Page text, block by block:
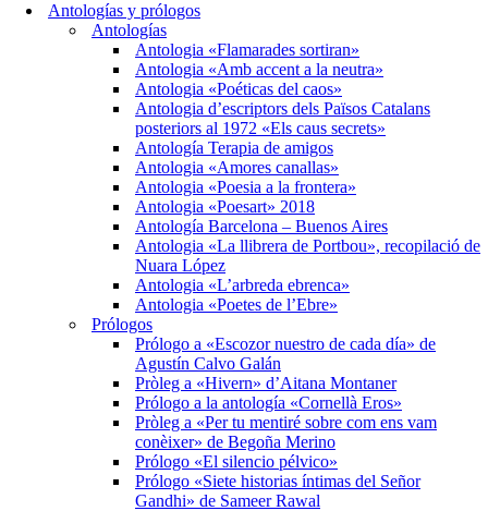
Antologías y prólogos
Antologías
Antologia «Flamarades sortiran»
Antologia «Amb accent a la neutra»
Antologia «Poéticas del caos»
Antologia d’escriptors dels Països Catalans
posteriors al 1972 «Els caus secrets»
Antología Terapia de amigos
Antologia «Amores canallas»
Antologia «Poesia a la frontera»
Antologia «Poesart» 2018
Antología Barcelona – Buenos Aires
Antologia «La llibrera de Portbou», recopilació de
Nuara López
Antologia «L’arbreda ebrenca»
Antologia «Poetes de l’Ebre»
Prólogos
Prólogo a «Escozor nuestro de cada día» de
Agustín Calvo Galán
Pròleg a «Hivern» d’Aitana Montaner
Prólogo a la antología «Cornellà Eros»
Pròleg a «Per tu mentiré sobre com ens vam
conèixer» de Begoña Merino
Prólogo «El silencio pélvico»
Prólogo «Siete historias íntimas del Señor
Gandhi» de Sameer Rawal